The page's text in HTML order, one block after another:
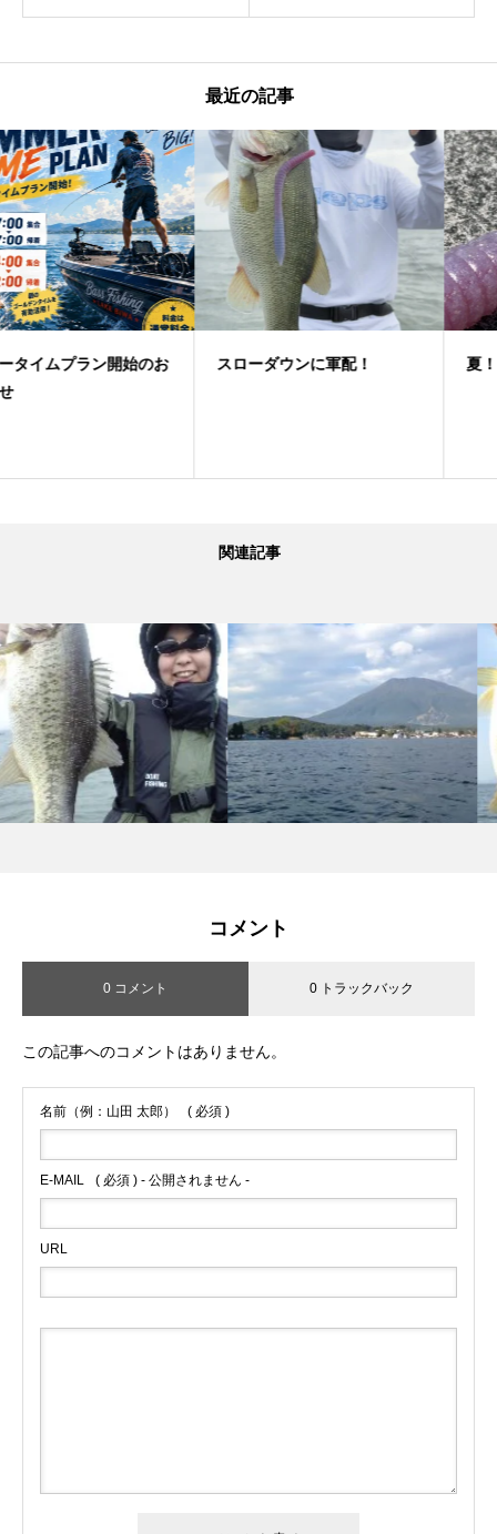
最近の記事
スローダウンに軍配！ 夏！フリーリグゲーム
関連記事
コメント
0 コメント 0 トラックバック
この記事へのコメントはありません。
名前（例：山田 太郎） ( 必須 )
E-MAIL ( 必須 ) - 公開されません -
URL